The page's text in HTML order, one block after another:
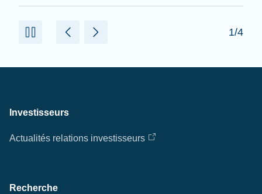
1/4
Investisseurs
Actualités relations investisseurs
Recherche